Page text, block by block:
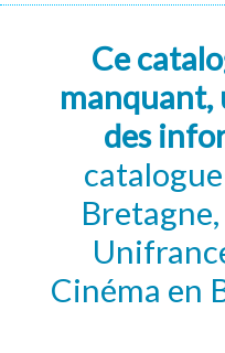
Ce
manquant,
des
Cinéma en